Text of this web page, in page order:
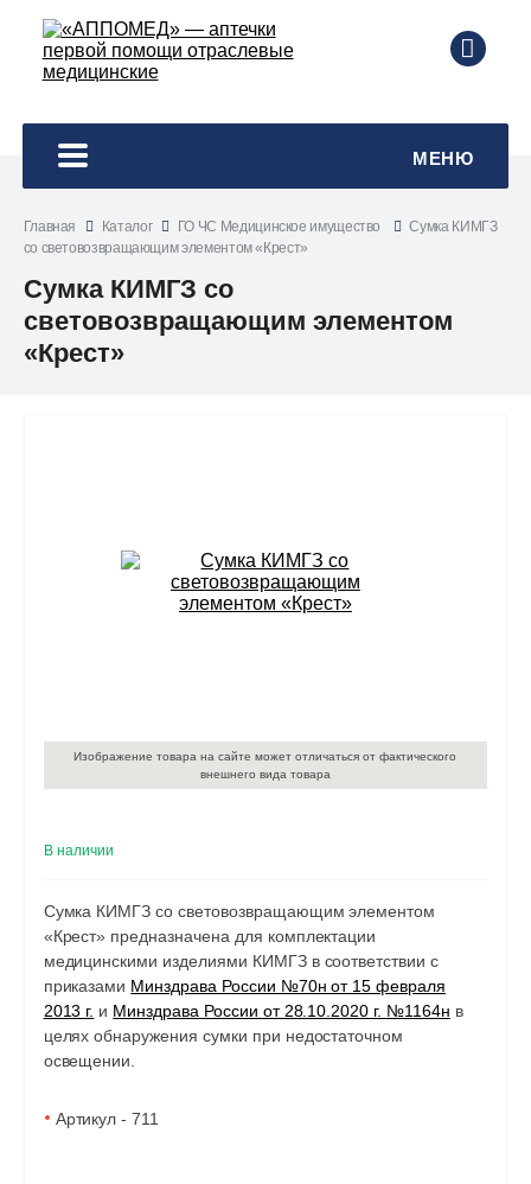
8
МЕНЮ
Главная Каталог ГО ЧС Медицинское имущество
Сумка КИМГЗ
со световозвращающим элементом «Крест»
Сумка КИМГЗ со
световозвращающим элементом
«Крест»
Изображение товара на сайте может отличаться от фактического
внешнего вида товара
В наличии
Сумка КИМГЗ со световозвращающим элементом
«Крест» предназначена для комплектации
медицинскими изделиями КИМГЗ в соответствии с
приказами Минздрава России №70н от 15 февраля
2013 г. и Минздрава России от 28.10.2020 г. №1164н в
целях обнаружения сумки при недостаточном
освещении.
Артикул - 711